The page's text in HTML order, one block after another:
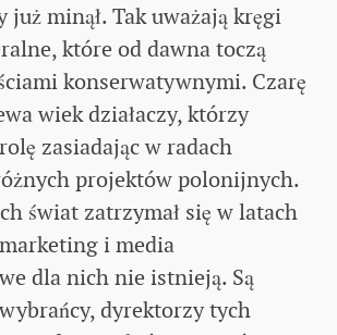
już minął. Tak uważają kręgi
które od dawna toczą
konserwatywnymi. Czarę
wiek działaczy, którzy
zasiadając w radach
projektów polonijnych.
świat zatrzymał się w latach
i media
dla nich nie istnieją. Są
dyrektorzy tych